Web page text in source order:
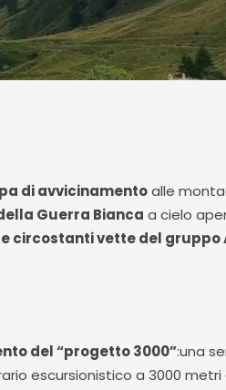
di avvicinamentoalle
Guerra Bianca a cielo
circostanti vette del gruppo
del “progetto 3000”:una
escursionistico a 3000